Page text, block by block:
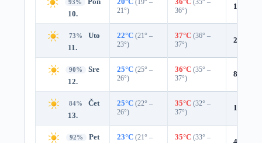
93%
10.
21°)
36°)
1%
73%
Uto
11.
22°C (21° –
23°)
37°C (36° –
37°)
24%
90%
Sre
12.
25°C (25° –
26°)
36°C (35° –
37°)
8%
84%
Čet
13.
25°C (22° –
26°)
35°C (32° –
37°)
12%
92%
Pet
23°C (21° –
35°C (33° –